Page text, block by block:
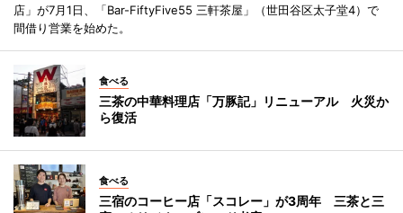
店」が7月1日、「Bar-FiftyFive55 三軒茶屋」（世田谷区太子堂4）で
間借り営業を始めた。
食べる
三茶の中華料理店「万豚記」リニューアル 火災か
ら復活
食べる
三宿のコーヒー店「スコレー」が3周年 三茶と三